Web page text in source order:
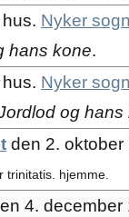
Nyker sogn
hans kone.
Nyker sogn
og hans
den 2. oktober
trinitatis. hjemme.
4. december